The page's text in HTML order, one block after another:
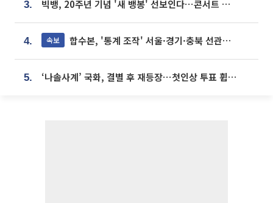
3. 빅뱅, 20주년 기념 '새 뱅봉' 선보인다⋯콘서트 앞두고 팝업 개최
4. 속보 합수본, '통계 조작' 서울·경기·충북 선관위 등 추가 압수수색
5. ‘나솔사계’ 국화, 결별 후 재등장⋯첫인상 투표 휩쓸고 ‘인기녀’ 등극